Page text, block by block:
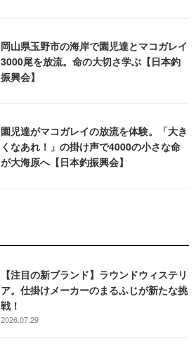
岡山県玉野市の海岸で園児達とマコガレイ
3000尾を放流。命の大切さ学ぶ【日本釣
振興会】
園児達がマコガレイの放流を体験。「大き
くなあれ！」の掛け声で4000の小さな命
が大海原へ【日本釣振興会】
【注目の新ブランド】ラウンドウィステリ
ア。仕掛けメーカーのまるふじが新たな挑
戦！
2026.07.29